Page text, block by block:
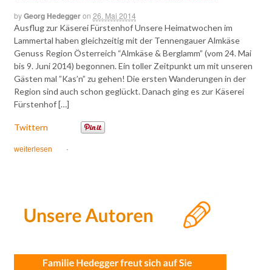
byGeorg Hedeggeron 26. Mai 2014
Ausflug zur Käserei Fürstenhof Unsere Heimatwochen im
Lammertal haben gleichzeitig mit der Tennengauer Almkäse
Genuss Region Österreich “Almkäse & Berglamm” (vom 24. Mai
bis 9. Juni 2014) begonnen. Ein toller Zeitpunkt um mit unseren
Gästen mal ”Kas’n” zu gehen! Die ersten Wanderungen in der
Region sind auch schon geglückt. Danach ging es zur Käserei
Fürstenhof […]
Twittern
weiterlesen ·